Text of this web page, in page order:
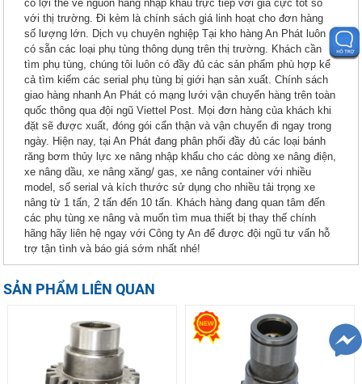
có lợi thế về nguồn hàng nhập khẩu trực tiếp với giá cực tốt so
với thị trường. Đi kèm là chính sách giá linh hoạt cho đơn hàng
số lượng lớn. Dịch vụ chuyên nghiệp Tại kho hàng An Phát luôn
có sẵn các loại phụ tùng thông dụng trên thị trường. Khách cần
tìm phụ tùng, chúng tôi luôn có đầy đủ các sản phẩm phù hợp kể
cả tìm kiếm các serial phụ tùng bị giới hạn sản xuất. Chính sách
giao hàng nhanh An Phát có mạng lưới vận chuyển hàng trên toàn
quốc thông qua đội ngũ Viettel Post. Mọi đơn hàng của khách khi
đặt sẽ được xuất, đóng gói cẩn thận và vận chuyển đi ngay trong
ngày. Hiện nay, tại An Phát đang phân phối đầy đủ các loại bánh
răng bơm thủy lực xe nâng nhập khẩu cho các dòng xe nâng điện,
xe nâng dầu, xe nâng xăng/ gas, xe nâng container với nhiều
model, số serial và kích thước sử dụng cho nhiều tải trọng xe
nâng từ 1 tấn, 2 tấn đến 10 tấn. Khách hàng đang quan tâm đến
các phụ tùng xe nâng và muốn tìm mua thiết bị thay thế chính
hãng hãy liên hệ ngay với Công ty An để được đội ngũ tư vấn hỗ
trợ tận tình và báo giá sớm nhất nhé!
SẢN PHẨM LIÊN QUAN